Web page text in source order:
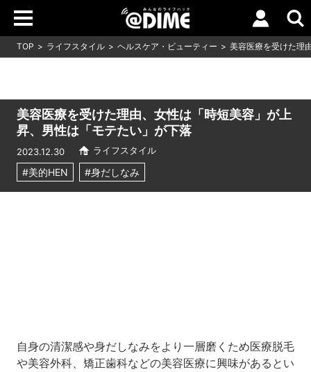
TOP ライフスタイル ヘルスケア・ビューティー 美容医療を受けた理
美容医療を受けた理由、女性は「時短美容」が上
昇、男性は「モテたい」が下落
2023.12.30 ライフスタイル
#美的HEN #身だしなみ
自身の清潔感や身だしなみをより一層磨くため医療脱毛
や美容外科、矯正歯科などの美容医療に興味があるとい